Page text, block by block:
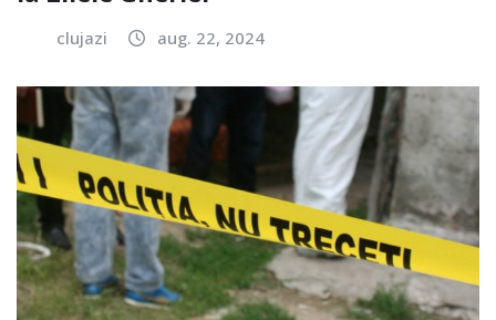
clujazi aug. 22, 2024